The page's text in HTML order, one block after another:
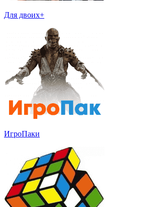
Для двоих+
ИгроПаки